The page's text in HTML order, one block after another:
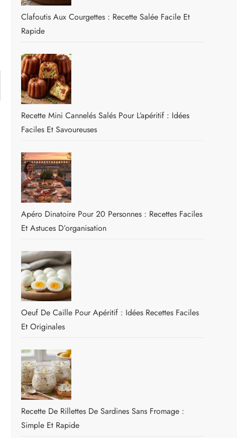
Clafoutis Aux Courgettes : Recette Salée Facile Et
Rapide
Recette Mini Cannelés Salés Pour L’apéritif : Idées
Faciles Et Savoureuses
Apéro Dinatoire Pour 20 Personnes : Recettes Faciles
Et Astuces D’organisation
Oeuf De Caille Pour Apéritif : Idées Recettes Faciles
Et Originales
Recette De Rillettes De Sardines Sans Fromage :
Simple Et Rapide